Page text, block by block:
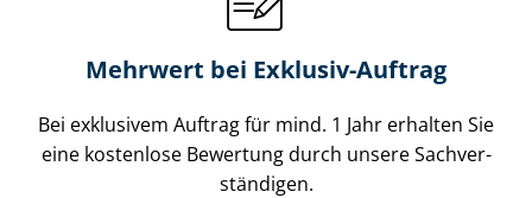
Mehrwert bei Exklusiv-Auftrag
Bei exklusivem Auftrag für mind. 1 Jahr erhalten Sie
eine kostenlose Bewertung durch unsere Sach­ver­
stän­di­gen.